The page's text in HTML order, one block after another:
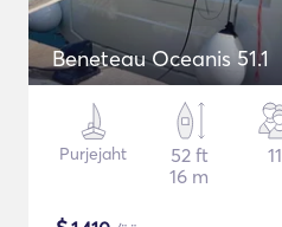
Beneteau Oceanis 51.1
Purjejaht
52 ft
16 m
11